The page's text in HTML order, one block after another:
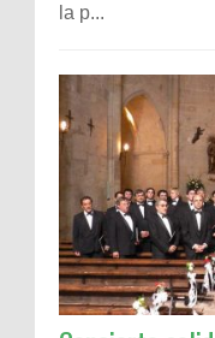
la p...